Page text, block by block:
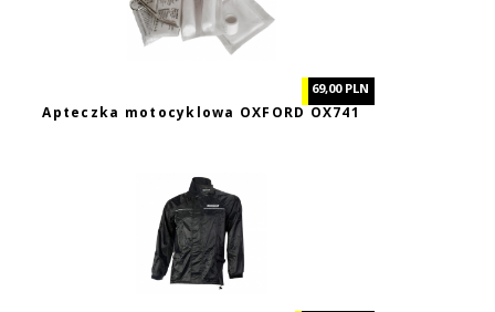
69,00 PLN
Apteczka motocyklowa OXFORD OX741